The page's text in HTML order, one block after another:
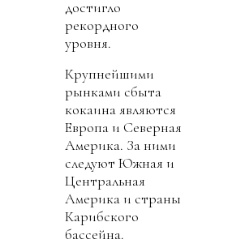
достигло
рекордного
уровня.
Крупнейшими
рынками сбыта
кокаина являются
Европа и Северная
Америка. За ними
следуют Южная и
Центральная
Америка и страны
Карибского
бассейна.